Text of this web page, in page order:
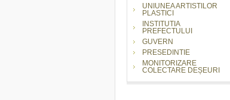
UNIUNEA ARTISTILOR
PLASTICI
INSTITUTIA
PREFECTULUI
GUVERN
PRESEDINTIE
MONITORIZARE
COLECTARE DEȘEURI